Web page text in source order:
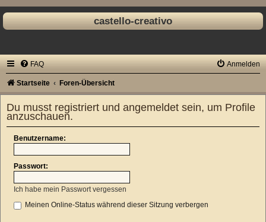
castello-creativo
FAQ Anmelden
Startseite Foren-Übersicht
Du musst registriert und angemeldet sein, um Profile
anzuschauen.
Benutzername:
Passwort:
Ich habe mein Passwort vergessen
Meinen Online-Status während dieser Sitzung verbergen